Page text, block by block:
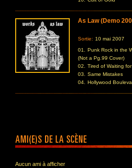
As Law (Demo
Sortie: 10 mai 2007
01.
Punk Rock in the
(Not a Pg.99 Cover)
02.
Tired of Waiting
03.
Same Mistakes
04.
Hollywood
Aucun ami à afficher